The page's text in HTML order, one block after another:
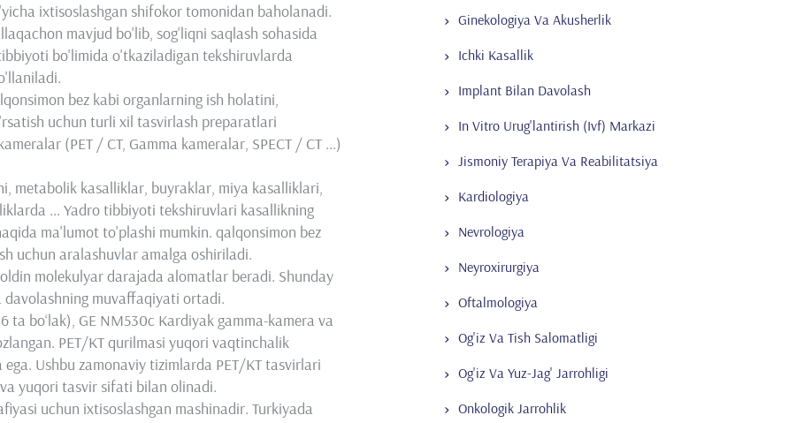
ixtisoslashgan shifokor tomonidan baholanadi.
mavjud bo'lib, sog'liqni saqlash sohasida
bo'limida o'tkaziladigan tekshiruvlarda
bez kabi organlarning ish holatini,
uchun turli xil tasvirlash preparatlari
(PET / CT, Gamma kameralar, SPECT / CT ...)
metabolik kasalliklar, buyraklar, miya kasalliklari,
... Yadro tibbiyoti tekshiruvlari kasallikning
ma'lumot to'plashi mumkin. qalqonsimon bez
uchun aralashuvlar amalga oshiriladi.
molekulyar darajada alomatlar beradi. Shunday
muvaffaqiyati ortadi.
ta bo‘lak), GE NM530c Kardiyak gamma-kamera va
PET/KT qurilmasi yuqori vaqtinchalik
Ushbu zamonaviy tizimlarda PET/KT tasvirlari
yuqori tasvir sifati bilan olinadi.
uchun ixtisoslashgan mashinadir. Turkiyada
Ginekologiya Va Akusherlik
Ichki Kasallik
Implant Bilan Davolash
In Vitro Urug'lantirish (Ivf) Markazi
Jismoniy Terapiya Va Reabilitatsiya
Kardiologiya
Nevrologiya
Neyroxirurgiya
Oftalmologiya
Og'iz Va Tish Salomatligi
Og'iz Va Yuz-Jag' Jarrohligi
Onkologik Jarrohlik